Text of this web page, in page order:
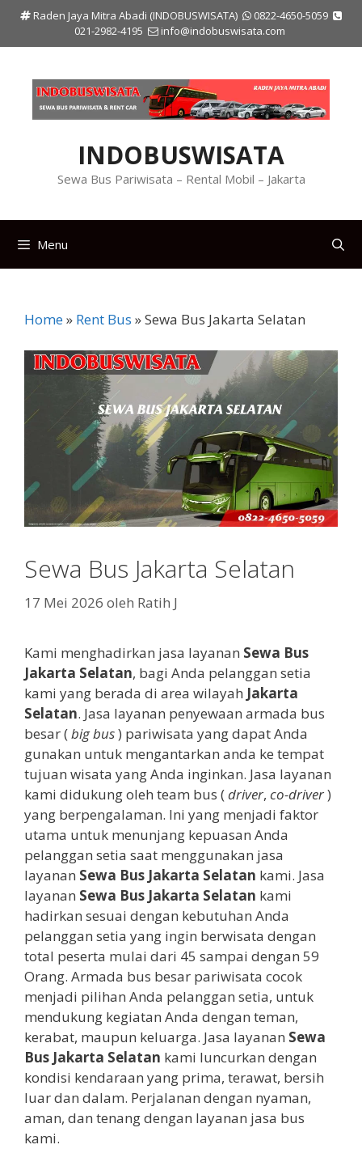
Langsung
isi
Raden Jaya Mitra Abadi (INDOBUSWISATA)
0822-4650-5059
021-2982-4195
info@indobuswisata.com
INDOBUSWISATA
Sewa Bus Pariwisata – Rental Mobil – Jakarta
Menu
Home» Rent Bus »Sewa Bus Jakarta Selatan
Sewa Bus Jakarta Selatan
17 Mei 2026 oleh Ratih J
Kami menghadirkan jasa layanan Sewa Bus
Jakarta Selatan, bagi Anda pelanggan setia
kami yang berada di area wilayah Jakarta
Selatan. Jasa layanan penyewaan armada bus
besar (big bus) pariwisata yang dapat Anda
gunakan untuk mengantarkan anda ke tempat
tujuan wisata yang Anda inginkan. Jasa layanan
kami didukung oleh team bus (driver, co-driver)
yang berpengalaman. Ini yang menjadi faktor
utama untuk menunjang kepuasan Anda
pelanggan setia saat menggunakan jasa
layanan Sewa Bus Jakarta Selatan kami. Jasa
layanan Sewa Bus Jakarta Selatan kami
hadirkan sesuai dengan kebutuhan Anda
pelanggan setia yang ingin berwisata dengan
total peserta mulai dari 45 sampai dengan 59
Orang. Armada bus besar pariwisata cocok
menjadi pilihan Anda pelanggan setia, untuk
mendukung kegiatan Anda dengan teman,
kerabat, maupun keluarga. Jasa layanan Sewa
Bus Jakarta Selatan kami luncurkan dengan
kondisi kendaraan yang prima, terawat, bersih
luar dan dalam. Perjalanan dengan nyaman,
aman, dan tenang dengan layanan jasa bus
kami.